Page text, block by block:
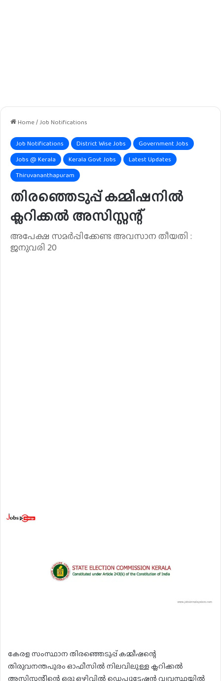
Home/Job Notifications
Job Notifications District Wise Jobs
Government Jobs
Jobs @ Kerala
Kerala Govt Jobs
Latest Updates
Thiruvananthapuram
തിരഞ്ഞെടുപ്പ് കമ്മീഷനിൽ
ക്ലറിക്കൽ അസിസ്റ്റന്റ്
അപേക്ഷ സമർപ്പിക്കേണ്ട അവസാന തീയതി :
ജനുവരി 20
കേരള സംസ്ഥാന തിരഞ്ഞെടുപ്പ് കമ്മീഷന്റെ
തിരുവനന്തപുരം ഓഫീസിൽ നിലവിലുള്ള ക്ലറിക്കൽ
അസിസ്റ്റന്റിന്റെ ഒരു ഒഴിവിൽ ഡെപ്യൂട്ടേഷൻ വ്യവസ്ഥയിൽ